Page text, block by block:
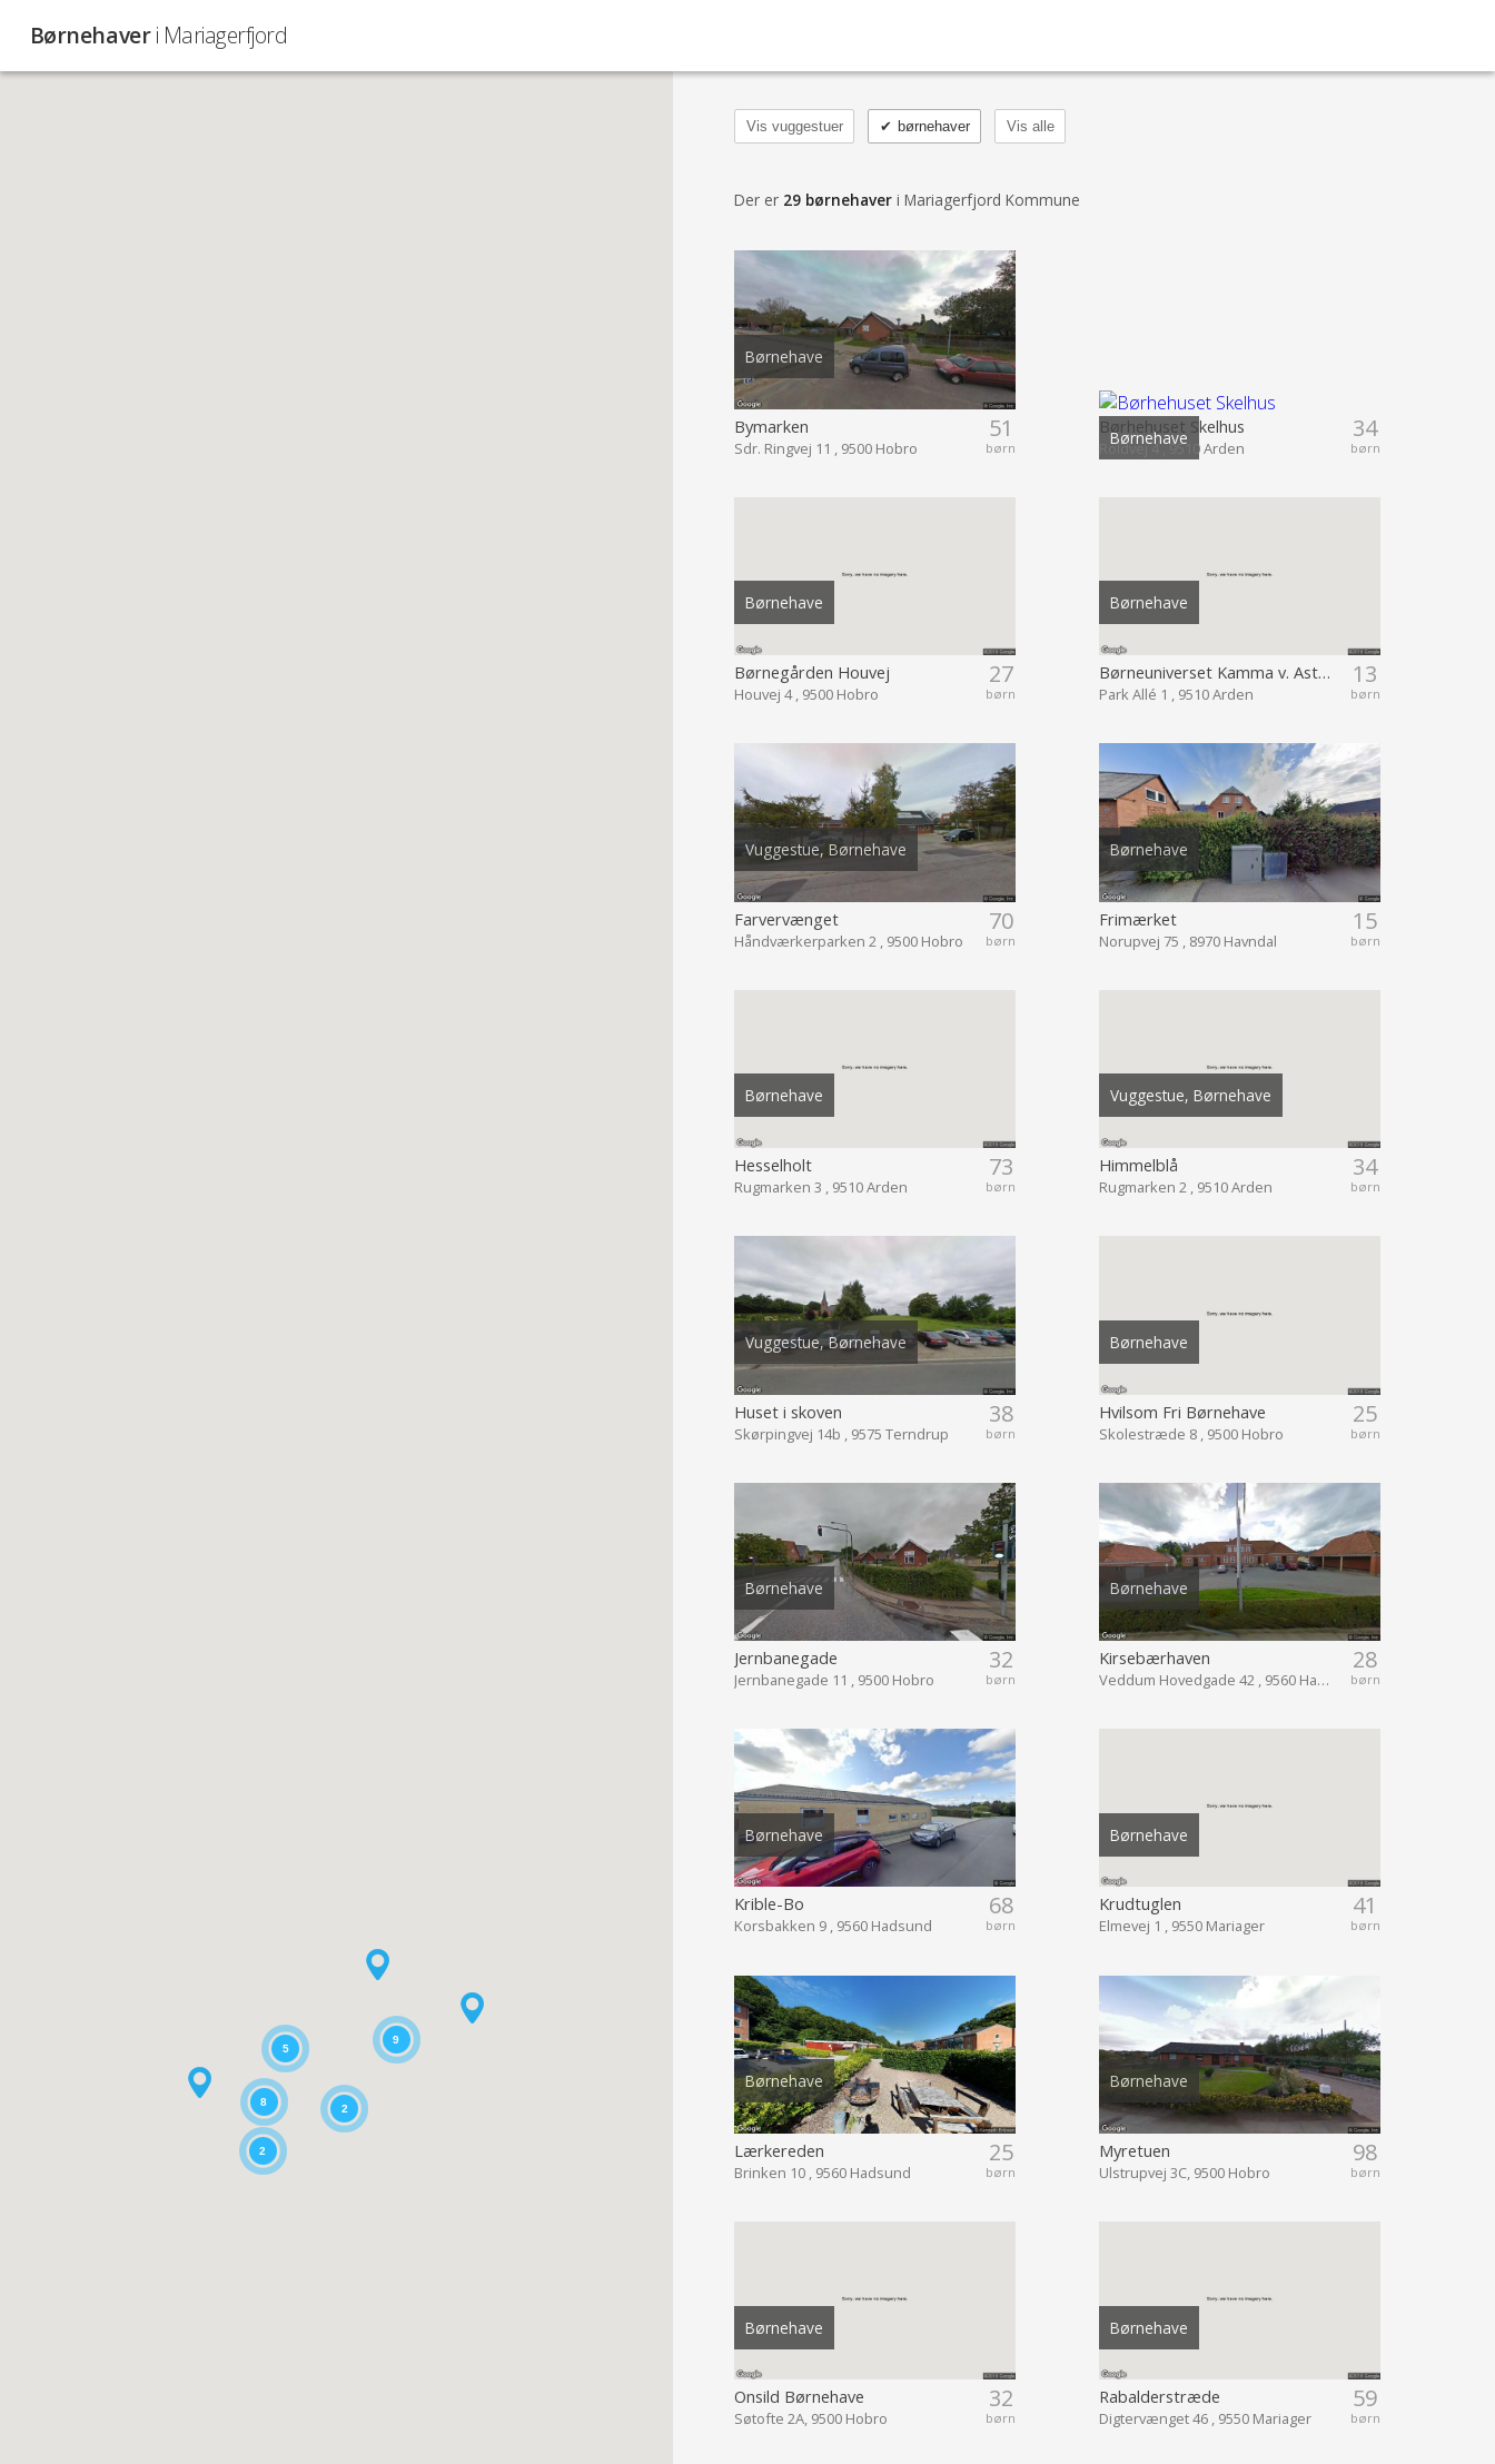
Børnehaveri Mariagerfjord
8
9
5
2
2
Vis vuggestuer børnehaver
✔ Vis alle
Der er 29 børnehaver i Mariagerfjord Kommune
Børnehave
51
børn
Bymarken
Sdr. Ringvej 11 , 9500 Hobro Børnehave 34
børn
Børhehuset Skelhus
Roldvej 4 , 9510 Arden
Børnehave
27
børn
Børnegården Houvej
Houvej 4 , 9500 Hobro
Børnehave
13
børn
Børneuniverset Kamma v. Astrup Friskole
Park Allé 1 , 9510 Arden
Vuggestue, Børnehave
70
børn
Farvervænget
Håndværkerparken 2 , 9500 Hobro
Børnehave
15
børn
Frimærket
Norupvej 75 , 8970 Havndal
Børnehave
73
børn
Hesselholt
Rugmarken 3 , 9510 Arden
Vuggestue, Børnehave
34
børn
Himmelblå
Rugmarken 2 , 9510 Arden
Vuggestue, Børnehave
38
børn
Huset i skoven
Skørpingvej 14b , 9575 Terndrup
Børnehave
25
børn
Hvilsom Fri Børnehave
Skolestræde 8 , 9500 Hobro
Børnehave
32
børn
Jernbanegade
Jernbanegade 11 , 9500 Hobro
Børnehave
28
børn
Kirsebærhaven
Veddum Hovedgade 42 , 9560 Hadsund
Børnehave
68
børn
Krible-Bo
Korsbakken 9 , 9560 Hadsund
Børnehave
41
børn
Krudtuglen
Elmevej 1 , 9550 Mariager
Børnehave
25
børn
Lærkereden
Brinken 10 , 9560 Hadsund
Børnehave
98
børn
Myretuen
Ulstrupvej 3C, 9500 Hobro
Børnehave
32
børn
Onsild Børnehave
Søtofte 2A, 9500 Hobro
Børnehave
59
børn
Rabalderstræde
Digtervænget 46 , 9550 Mariager